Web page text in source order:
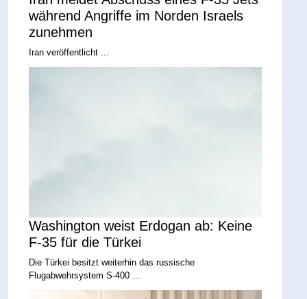
während Angriffe im Norden Israels
zunehmen
Iran veröffentlicht ...
Washington weist Erdogan ab: Keine
F-35 für die Türkei
Die Türkei besitzt weiterhin das russische
Flugabwehrsystem S-400 ...